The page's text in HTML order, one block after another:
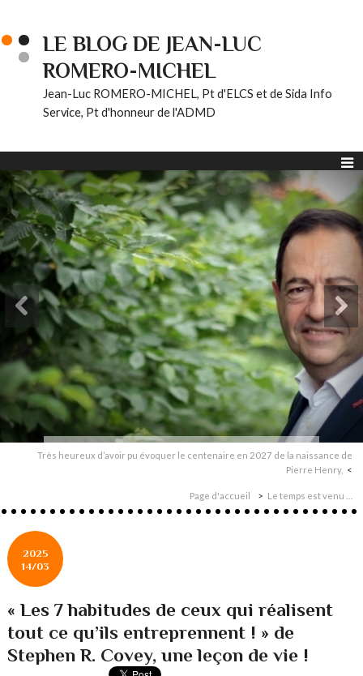
LE BLOG DE JEAN-LUC
ROMERO-MICHEL
Jean-Luc ROMERO-MICHEL, Pt d'ELCS et de Sida Info
Service, Pt d'honneur de l'ADMD
Très heureux d’avoir pu évoquer le centenaire en 2027 de la naissance de
Pierre Henry,
Page d'accueil Le temps est venu …
2025
14/03
« Les 7 habitudes de ceux qui réalisent
tout ce qu’ils entreprennent ! » de
Stephen R. Covey, une leçon de vie !